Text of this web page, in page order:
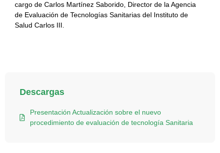
cargo de Carlos Martínez Saborido, Director de la Agencia
de Evaluación de Tecnologías Sanitarias del Instituto de
Salud Carlos III.
Descargas
Presentación Actualización sobre el nuevo
procedimiento de evaluación de tecnología Sanitaria